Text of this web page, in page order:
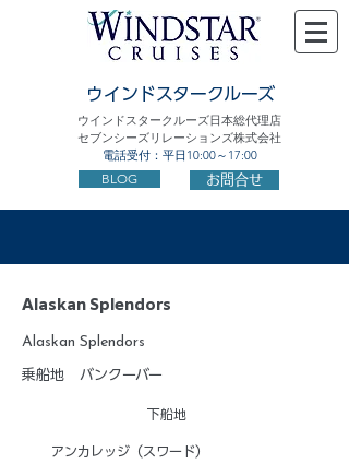
ウインドスタークルーズ
ウインドスタークルーズ日本総代理店
セブンシーズリレーションズ株式会社
電話受付：平日10:00～17:00
BLOG お問合せ
Alaskan Splendors
Alaskan Splendors
乗船地 バンクーバー
下船地
アンカレッジ（スワード）